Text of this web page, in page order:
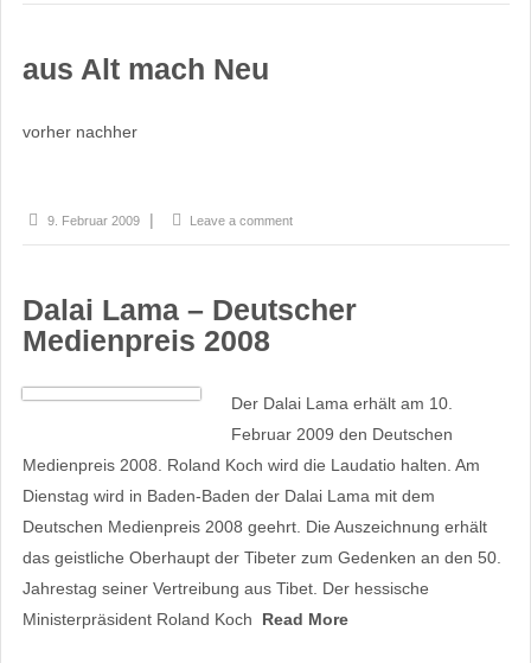
aus Alt mach Neu
vorher nachher
9. Februar 2009 Leave a comment
Dalai Lama – Deutscher
Medienpreis 2008
Der Dalai Lama erhält am 10.
Februar 2009 den Deutschen
Medienpreis 2008. Roland Koch wird die Laudatio halten. Am
Dienstag wird in Baden-Baden der Dalai Lama mit dem
Deutschen Medienpreis 2008 geehrt. Die Auszeichnung erhält
das geistliche Oberhaupt der Tibeter zum Gedenken an den 50.
Jahrestag seiner Vertreibung aus Tibet. Der hessische
Ministerpräsident Roland Koch
Read More